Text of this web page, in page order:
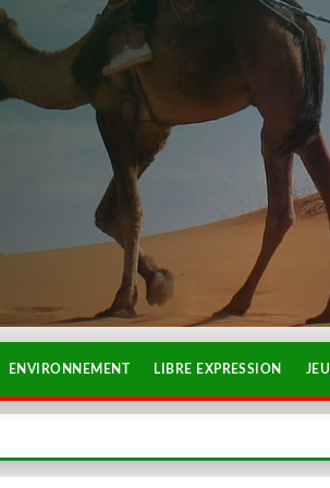
ENVIRONNEMENT LIBRE EXPRESSION JEU